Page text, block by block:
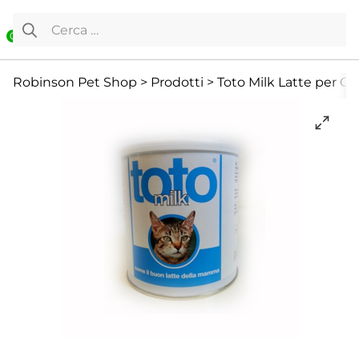
0
Ricerca per:
Robinson Pet Shop > Prodotti > Toto Milk Latte per